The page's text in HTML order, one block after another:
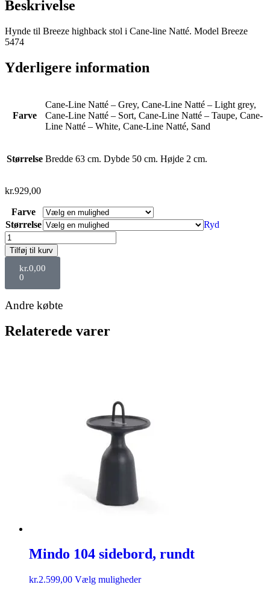
Beskrivelse
Hynde til Breeze highback stol i Cane-line Natté. Model Breeze
5474
Yderligere information
Farve
Cane-Line Natté – Grey, Cane-Line Natté – Light grey,
Cane-Line Natté – Sort, Cane-Line Natté – Taupe, Cane-
Line Natté – White, Cane-Line Natté, Sand
Størrelse Bredde 63 cm. Dybde 50 cm. Højde 2 cm.
kr.929,00
Farve
Størrelse
Ryd
Tilføj til kurv
kr.0,00
0
Andre købte
Relaterede varer
Mindo 104 sidebord, rundt
kr.2.599,00 Vælg muligheder